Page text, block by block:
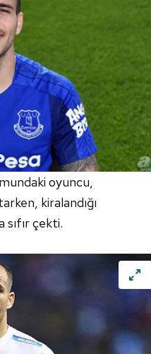
sizlere yönelik
amaçlarıyla
kullanılacaktır.
yer alan panel
ilişkin detaylı bilgi
Çerez Bilgilendirme
Kanunu uyarınca
okumak ve sitemizde
çerezlerle ilgili bilgi
oyuncu,
kiralandığı
sıfır çekti.